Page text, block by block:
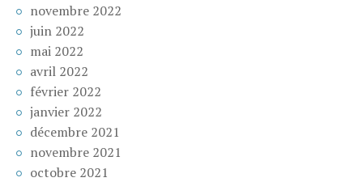
novembre 2022
juin 2022
mai 2022
avril 2022
février 2022
janvier 2022
décembre 2021
novembre 2021
octobre 2021